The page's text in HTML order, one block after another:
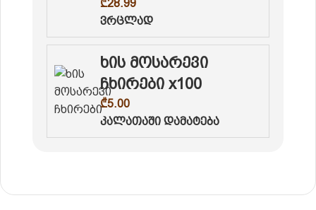
₾28.99
ვრცლად
ხის მოსარევი
ჩხირები x100
₾5.00
კალათაში დამატება